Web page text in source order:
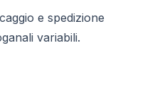
e spedizione
variabili.